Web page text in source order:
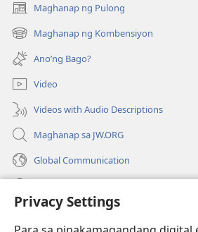
Privacy Settings
Maghanap ng Pulong
(may
bubukas
na
bagong
window)
Maghanap ng Kombensiyon
(may
bubukas
na
bagong
window)
Ano’ng Bago?
Video
Videos with Audio Descriptions
Maghanap sa JW.ORG
Global Communication
(may